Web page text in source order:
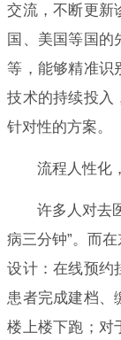
交流，不断更新
国、美国等国的
等，能够精准识
技术的持续投入
针对性的方案。
流程人性化
许多人对去
病三分钟”。而
设计：在线预约
患者完成建档、
楼上楼下跑；对